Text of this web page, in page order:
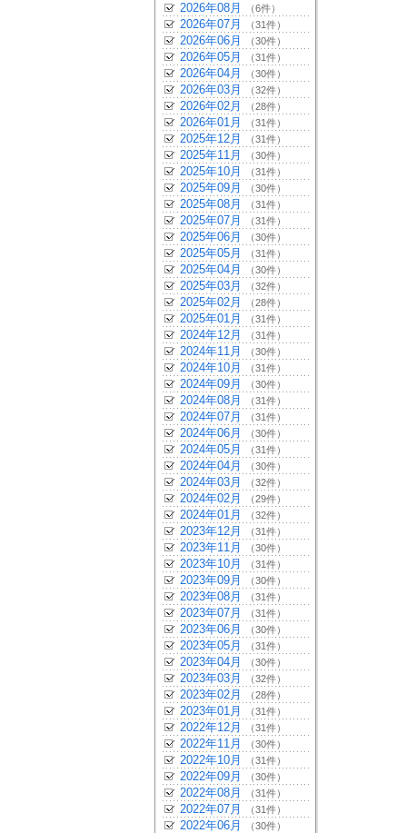
2026年08月 （6件）
2026年07月 （31件）
2026年06月 （30件）
2026年05月 （31件）
2026年04月 （30件）
2026年03月 （32件）
2026年02月 （28件）
2026年01月 （31件）
2025年12月 （31件）
2025年11月 （30件）
2025年10月 （31件）
2025年09月 （30件）
2025年08月 （31件）
2025年07月 （31件）
2025年06月 （30件）
2025年05月 （31件）
2025年04月 （30件）
2025年03月 （32件）
2025年02月 （28件）
2025年01月 （31件）
2024年12月 （31件）
2024年11月 （30件）
2024年10月 （31件）
2024年09月 （30件）
2024年08月 （31件）
2024年07月 （31件）
2024年06月 （30件）
2024年05月 （31件）
2024年04月 （30件）
2024年03月 （32件）
2024年02月 （29件）
2024年01月 （32件）
2023年12月 （31件）
2023年11月 （30件）
2023年10月 （31件）
2023年09月 （30件）
2023年08月 （31件）
2023年07月 （31件）
2023年06月 （30件）
2023年05月 （31件）
2023年04月 （30件）
2023年03月 （32件）
2023年02月 （28件）
2023年01月 （31件）
2022年12月 （31件）
2022年11月 （30件）
2022年10月 （31件）
2022年09月 （30件）
2022年08月 （31件）
2022年07月 （31件）
2022年06月 （30件）